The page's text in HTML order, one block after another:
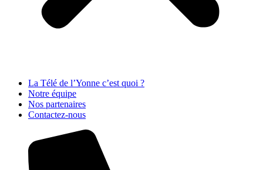
La Télé de l’Yonne c’est quoi ?
Notre équipe
Nos partenaires
Contactez-nous